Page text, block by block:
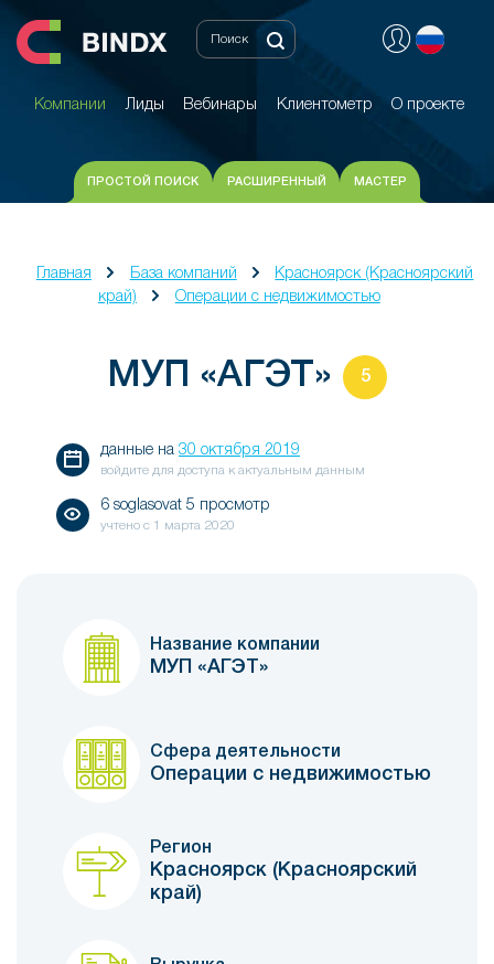
Компании Лиды Вебинары Клиентометр О проекте
Компании Лиды Вебинары Клиентометр О проекте
ПРОСТОЙ ПОИСК РАСШИРЕННЫЙ МАСТЕР
Главная База компаний
Красноярск (Красноярский
край)
Операции с недвижимостью
МУП «АГЭТ» 5
данные на 30 октября 2019
войдите для доступа к актуальным данным
6 soglasovat 5 просмотр
учтено с 1 марта 2020
Название компании
МУП «АГЭТ»
Сфера деятельности
Операции с недвижимостью
Регион
Красноярск (Красноярский
край)